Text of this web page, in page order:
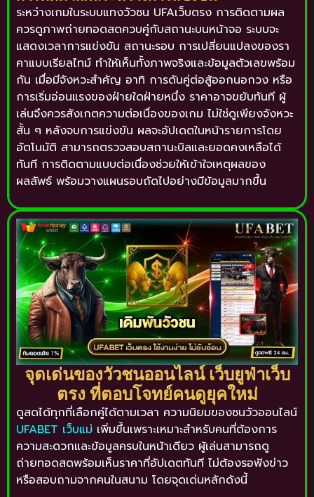
ระหว่างเกมในระบบแทงวัวชน UFAเว็บตรง การติดตามผล
ควรดูภาพถ่ายทอดสดควบคู่กับสถานะบนหน้าจอ ระบบจะ
แสดงเวลาการแข่งขัน สถานะรอบ การเปลี่ยนแปลงของรา
คาแบบเรียลไทม์ ทำให้เห็นทั้งภาพจริงและข้อมูลตัวเลขพร้อม
กัน เมื่อมีจังหวะสำคัญ อาทิ การดันคู่ต่อสู้ออกนอกวง หรือ
การเริ่มอ่อนแรงของฝ่ายใดฝ่ายหนึ่ง ราคาอาจขยับทันที ผู้
เล่นจึงควรสังเกตความต่อเนื่องของเกม ไม่ใช่ดูเพียงจังหวะ
สั้น ๆ หลังจบการแข่งขัน ผลจะอัปเดตในหน้ารายการโดย
อัตโนมัติ สามารถตรวจสอบสถานะบิลและยอดคงเหลือได้
ทันที การติดตามแบบต่อเนื่องช่วยให้เข้าใจเหตุผลของ
ผลลัพธ์ พร้อมวางแผนรอบถัดไปอย่างมีข้อมูลมากขึ้น
จุดเด่นของวัวชนออนไลน์ เว็บยูฟ่าเว็บ
ตรง ที่ตอบโจทย์คนดูยุคใหม่
ดูสดได้ทุกที่เลือกคู่ได้ตามเวลา ความนิยมของชนวัวออนไลน์
UFABET เว็บแม่ เพิ่มขึ้นเพราะเหมาะสำหรับคนที่ต้องการ
ความสะดวกและข้อมูลครบในหน้าเดียว ผู้เล่นสามารถดู
ถ่ายทอดสดพร้อมเห็นราคาที่อัปเดตทันที ไม่ต้องรอฟังข่าว
หรือสอบถามจากคนในสนาม โดยจุดเด่นหลักดังนี้